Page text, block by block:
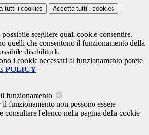
tutti i cookies Accetta tutti i cookies
possibile scegliere quali cookie consentire.
quelli che consentono il funzionamento della
disabilitarli.
i cookie necessari al funzionamento potete
POLICY.
funzionamento
il funzionamento non possono essere
consultare l'elenco nella pagina della cookie